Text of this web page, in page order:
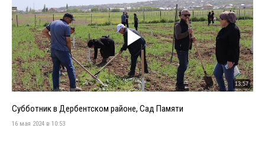
13:57
Субботник в Дербентском районе, Сад Памяти
16 мая 2024 в 10:53